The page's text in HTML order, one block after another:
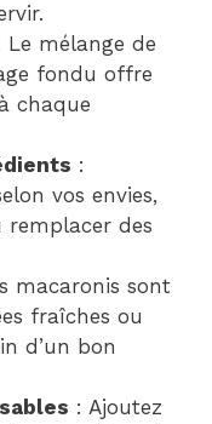
Le mélange de
fondu offre
chaque
:
vos envies,
remplacer des
macaronis sont
fraîches ou
d’un bon
: Ajoutez